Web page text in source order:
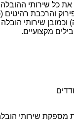
את כל שירותי
והרכבת רהיטים
וכמובן שירותי
מקצועיים.
מספקת שירותי